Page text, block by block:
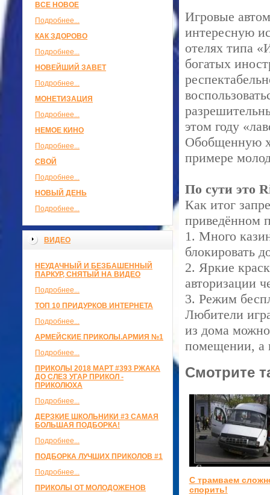
ВСЕ НОВОЕ
Подробнее...
КАК ЗДОРОВО
Подробнее...
НОВЕЙШИЙ ЗАВЕТ
Подробнее...
МОНЕТИЗАЦИЯ
Подробнее...
НЕМОЕ КИНО
Подробнее...
СВОЙ
Подробнее...
НОВЫЙ ДЕНЬ
Подробнее...
ВИДЕО
НЕУДАЧНЫЙ И БЕЗБАШЕННЫЙ
ПАРКУР, СНЯТЫЙ НА ВИДЕО
Подробнее...
ТОП 10 ПРИДУРКОВ ИНТЕРНЕТА
Подробнее...
АРМЕЙСКИЕ ПРИКОЛЫ.АРМИЯ №1
Подробнее...
ПРИКОЛЫ 2018 МАРТ #393 РЖАКА
ДО СЛЕЗ УГАР ПРИКОЛ -
ПРИКОЛЮХА
Подробнее...
ДЕРЗКИЕ ШКОЛЬНИКИ #3 САМАЯ
БОЛЬШАЯ ПОДБОРКА!
Подробнее...
ПОДБОРКА ЛУЧШИХ ПРИКОЛОВ #1
Подробнее...
ПРИКОЛЫ ОТ МОЛОДОЖЕНОВ
Игровые
интересную
отелях типа
богатых
этом году
Обобщенную
примере
По сути это
Как итог
приведённом
1. Много
блокировать
2. Яркие
авторизации
3. Режим
Любители
из дома
помещении, а
Смотрите
С трамваем
спорить!